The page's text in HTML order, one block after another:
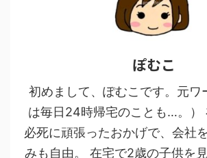
ぽむこ
初めまして、ぽむこです。元ワ
は毎日24時帰宅のことも…。）
必死に頑張ったおかげで、会社
みも自由。 在宅で2歳の子供を